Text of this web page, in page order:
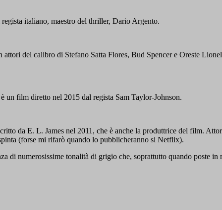
italiano, maestro del thriller, Dario Argento.
del calibro di Stefano Satta Flores, Bud Spencer e Oreste
un film diretto nel 2015 dal regista Sam Taylor-Johnson.
da E. L. James nel 2011, che è anche la produttrice del film.
(forse mi rifarò quando lo pubblicheranno si Netflix).
di numerosissime tonalità di grigio che, soprattutto quando poste